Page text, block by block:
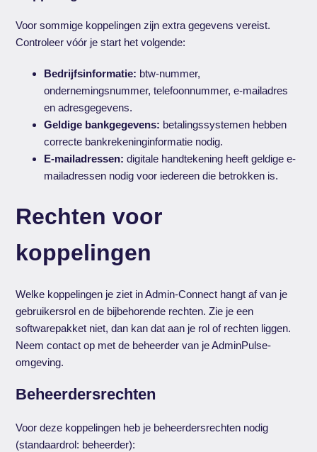
Voor sommige koppelingen zijn extra gegevens vereist.
Controleer vóór je start het volgende:
Bedrijfsinformatie: btw-nummer,
ondernemingsnummer, telefoonnummer, e-mailadres
en adresgegevens.
Geldige bankgegevens: betalingssystemen hebben
correcte bankrekeninginformatie nodig.
E-mailadressen: digitale handtekening heeft geldige e-
mailadressen nodig voor iedereen die betrokken is.
Rechten voor
koppelingen
Welke koppelingen je ziet in Admin-Connect hangt af van je
gebruikersrol en de bijbehorende rechten. Zie je een
softwarepakket niet, dan kan dat aan je rol of rechten liggen.
Neem contact op met de beheerder van je AdminPulse-
omgeving.
Beheerdersrechten
Voor deze koppelingen heb je beheerdersrechten nodig
(standaardrol: beheerder):